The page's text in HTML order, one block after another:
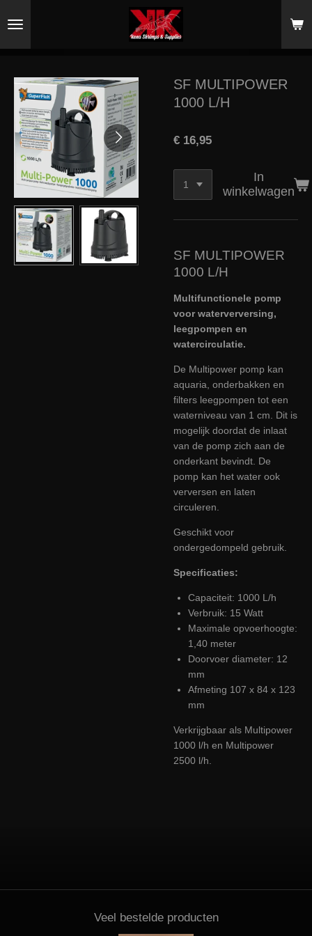
direct
hoofdinhoud
SF MULTIPOWER
1000 L/H
€ 16,95
In
winkelwagen
SF MULTIPOWER
1000 L/H
Multifunctionele pomp
voor waterverversing,
leegpompen en
watercirculatie.
De Multipower pomp kan
aquaria, onderbakken en
filters leegpompen tot een
waterniveau van 1 cm. Dit is
mogelijk doordat de inlaat
van de pomp zich aan de
onderkant bevindt. De
pomp kan het water ook
verversen en laten
circuleren.
Geschikt voor
ondergedompeld gebruik.
Specificaties:
Capaciteit: 1000 L/h
Verbruik: 15 Watt
Maximale opvoerhoogte:
1,40 meter
Doorvoer diameter: 12
mm
Afmeting 107 x 84 x 123
mm
Verkrijgbaar als Multipower
1000 l/h en Multipower
2500 l/h.
Veel bestelde producten